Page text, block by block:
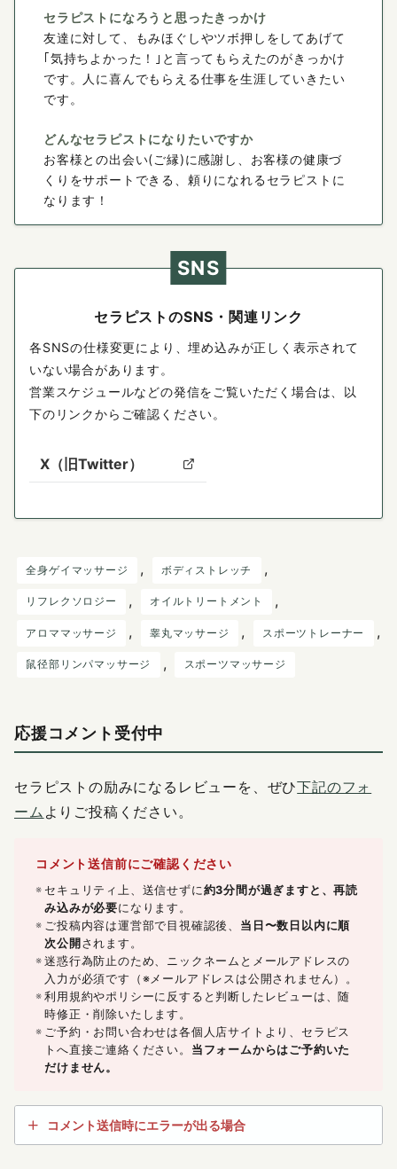
セラピストになろうと思ったきっかけ
友達に対して、もみほぐしやツボ押しをしてあげて
｢気持ちよかった！｣と言ってもらえたのがきっかけ
です。人に喜んでもらえる仕事を生涯していきたい
です。
どんなセラピストになりたいですか
お客様との出会い(ご縁)に感謝し、お客様の健康づ
くりをサポートできる、頼りになれるセラピストに
なります！
SNS
セラピストのSNS・関連リンク
各SNSの仕様変更により、埋め込みが正しく表示されて
いない場合があります。
営業スケジュールなどの発信をご覧いただく場合は、以
下のリンクからご確認ください。
X（旧Twitter）
全身ゲイマッサージ , ボディストレッチ ,
リフレクソロジー , オイルトリートメント ,
アロママッサージ , 睾丸マッサージ , スポーツトレーナー
鼠径部リンパマッサージ , スポーツマッサージ
応援コメント受付中
セラピストの励みになるレビューを、ぜひ下記のフォ
ーム よりご投稿ください。
コメント送信前にご確認ください
セキュリティ上、送信せずに約3分間が過ぎますと、再読
み込みが必要になります。
ご投稿内容は運営部で目視確認後、 当日〜数日以内に順
次公開 されます。
迷惑行為防止のため、ニックネームとメールアドレスの
入力が必須です（※メールアドレスは公開されません）。
利用規約やポリシーに反すると判断したレビューは、随
時修正・削除いたします。
ご予約・お問い合わせは各個人店サイトより、セラピス
トへ直接ご連絡ください。 当フォームからはご予約いた
だけません。
コメント送信時にエラーが出る場合